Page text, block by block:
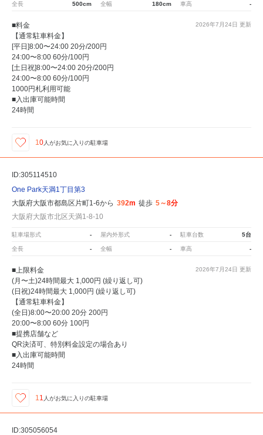
全長 500cm 全幅 180cm 車高 -
2026年7月24日 更新
■料金
【通常駐車料金】
[平日]8:00〜24:00 20分/200円
24:00〜8:00 60分/100円
[土日祝]8:00〜24:00 20分/200円
24:00〜8:00 60分/100円
1000円札利用可能
■入出庫可能時間
24時間
10 人がお気に入りの駐車場
ID:305114510
One Park天満1丁目第3
大阪府大阪市都島区片町1-6から 392m 徒歩 5～8分
大阪府大阪市北区天満1-8-10
駐車場形式 - 屋内外形式 - 駐車台数 5台
全長 - 全幅 - 車高 -
2026年7月24日 更新
■上限料金
(月〜土)24時間最大 1,000円 (繰り返し可)
(日祝)24時間最大 1,000円 (繰り返し可)
【通常駐車料金】
(全日)8:00〜20:00 20分 200円
20:00〜8:00 60分 100円
■提携店舗など
QR決済可、特別料金設定の場合あり
■入出庫可能時間
24時間
11 人がお気に入りの駐車場
ID:305056054